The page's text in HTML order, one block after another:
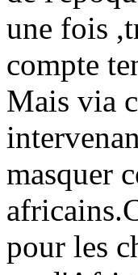
une fois
compte
Mais via
masquer
pour les